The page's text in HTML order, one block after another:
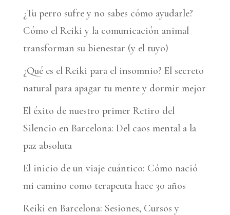
t
e
:
¿Tu perro sufre y no sabes cómo ayudarle?
Cómo el Reiki y la comunicación animal
transforman su bienestar (y el tuyo)
¿Qué es el Reiki para el insomnio? El secreto
natural para apagar tu mente y dormir mejor
El éxito de nuestro primer Retiro del
Silencio en Barcelona: Del caos mental a la
paz absoluta
El inicio de un viaje cuántico: Cómo nació
mi camino como terapeuta hace 30 años
Reiki en Barcelona: Sesiones, Cursos y